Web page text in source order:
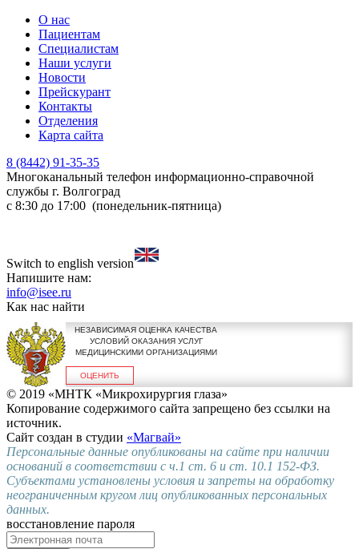
О нас
Пациентам
Специалистам
Наши услуги
Новости
Прейскурант
Контакты
Отделения
Карта сайта
8 (8442) 91-35-35
Многоканальный телефон информационно-справочной
службы г. Волгоград
с 8:30 до 17:00 (понедельник-пятница)
Switch to english version
Напишите нам:
info@isee.ru
Как нас найти
НЕЗАВИСИМАЯ ОЦЕНКА КАЧЕСТВА
УСЛОВИЙ ОКАЗАНИЯ УСЛУГ
МЕДИЦИНСКИМИ ОРГАНИЗАЦИЯМИ
ОЦЕНИТЬ
© 2019 «МНТК «Микрохирургия глаза»
Копирование содержимого сайта запрещено без ссылки на
источник.
Сайт создан в студии «Магвай»
Персональные данные опубликованы на сайте при наличии
оснований в соответствии с ч.1 ст. 6 и ст. 10.1 152-ФЗ.
Субъектами установлены условия и запреты на обработку
неограниченным кругом лиц опубликованных персональных
данных.
восстановление пароля